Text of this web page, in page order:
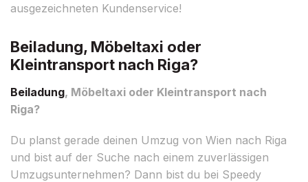
ausgezeichneten Kundenservice!
Beiladung, Möbeltaxi oder
Kleintransport nach Riga?
Beiladung, Möbeltaxi oder Kleintransport nach
Riga?
Du planst gerade deinen Umzug von Wien nach Riga
und bist auf der Suche nach einem zuverlässigen
Umzugsunternehmen? Dann bist du bei Speedy